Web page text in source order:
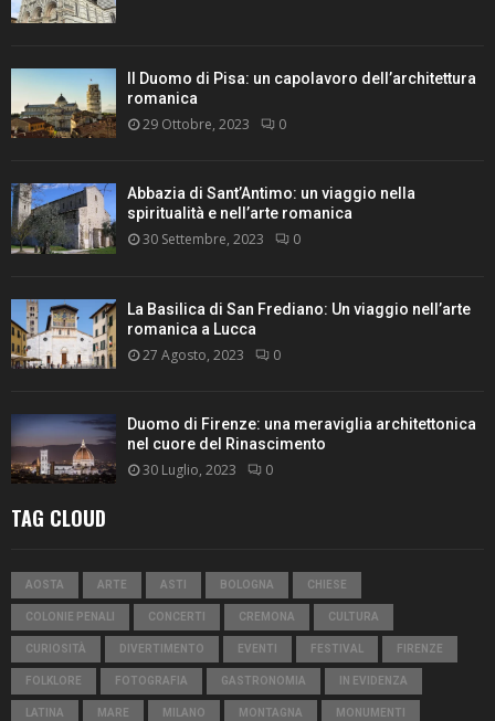
Il Duomo di Pisa: un capolavoro dell’architettura
romanica
29 Ottobre, 2023 0
Abbazia di Sant’Antimo: un viaggio nella
spiritualità e nell’arte romanica
30 Settembre, 2023 0
La Basilica di San Frediano: Un viaggio nell’arte
romanica a Lucca
27 Agosto, 2023 0
Duomo di Firenze: una meraviglia architettonica
nel cuore del Rinascimento
30 Luglio, 2023 0
TAG CLOUD
AOSTA ARTE ASTI BOLOGNA CHIESE
COLONIE PENALI CONCERTI CREMONA CULTURA
CURIOSITÀ DIVERTIMENTO EVENTI FESTIVAL FIRENZE
FOLKLORE FOTOGRAFIA GASTRONOMIA IN EVIDENZA
LATINA MARE MILANO MONTAGNA MONUMENTI